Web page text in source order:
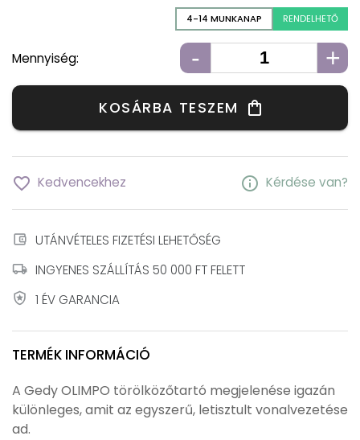
4-14 MUNKANAP RENDELHETŐ
Mennyiség: - +
KOSÁRBA TESZEM shopping_bag
favorite_border Kedvencekhez info Kérdése van?
account_balance_wallet UTÁNVÉTELES FIZETÉSI LEHETŐSÉG
local_shipping INGYENES SZÁLLÍTÁS 50 000 FT FELETT
local_police 1 ÉV GARANCIA
TERMÉK INFORMÁCIÓ
A Gedy OLIMPO törölközőtartó megjelenése igazán
különleges, amit az egyszerű, letisztult vonalvezetése
ad.